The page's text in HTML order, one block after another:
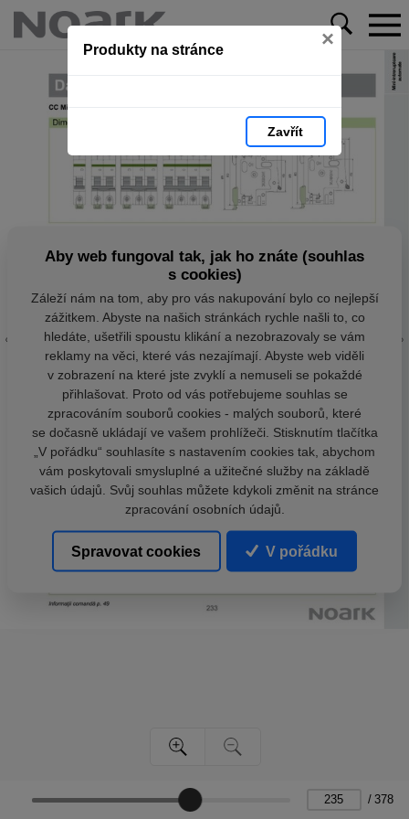
Produkty na stránce ×
Zavřít
/ 378
Aby web fungoval tak, jak ho znáte (souhlas
s cookies)
Záleží nám na tom, aby pro vás nakupování bylo co nejlepší
zážitkem. Abyste na našich stránkách rychle našli to, co
hledáte, ušetřili spoustu klikání a nezobrazovaly se vám
reklamy na věci, které vás nezajímají. Abyste web viděli
v zobrazení na které jste zvyklí a nemuseli se pokaždé
přihlašovat. Proto od vás potřebujeme souhlas se
zpracováním souborů cookies - malých souborů, které
se dočasně ukládají ve vašem prohlížeči. Stisknutím tlačítka
„V pořádku“ souhlasíte s nastavením cookies tak, abychom
vám poskytovali smysluplné a užitečné služby na základě
vašich údajů. Svůj souhlas můžete kdykoli změnit na stránce
zpracování osobních údajů.
Spravovat cookies V pořádku